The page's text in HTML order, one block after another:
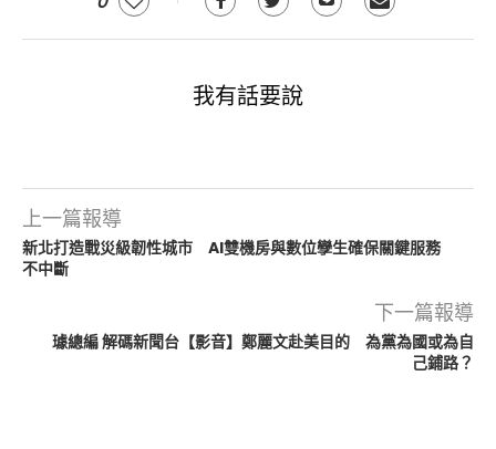
我有話要說
上一篇報導
新北打造戰災級韌性城市 AI雙機房與數位孿生確保關鍵服務
不中斷
下一篇報導
璩總編 解碼新聞台【影音】鄭麗文赴美目的 為黨為國或為自
己鋪路？